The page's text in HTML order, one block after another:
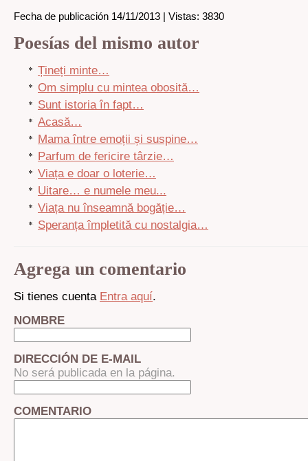
Fecha de publicación 14/11/2013 | Vistas: 3830
Poesías del mismo autor
Țineți minte…
Om simplu cu mintea obosită…
Sunt istoria în fapt…
Acasă…
Mama între emoții și suspine…
Parfum de fericire târzie…
Viața e doar o loterie…
Uitare… e numele meu...
Viața nu înseamnă bogăție…
Speranța împletită cu nostalgia…
Agrega un comentario
Si tienes cuenta Entra aquí.
NOMBRE
DIRECCIÓN DE E-MAIL
No será publicada en la página.
COMENTARIO